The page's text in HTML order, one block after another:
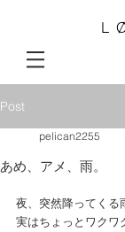
Post
あめ、アメ、雨。
pelican2255
夜、突然降ってくる
実はちょっとワクワ